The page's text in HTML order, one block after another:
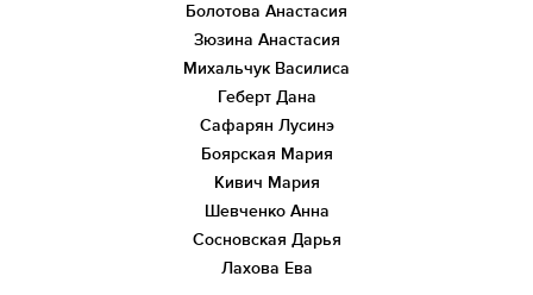
Болотова Анастасия
Зюзина Анастасия
Михальчук Василиса
Геберт Дана
Сафарян Лусинэ
Боярская Мария
Кивич Мария
Шевченко Анна
Сосновская Дарья
Лахова Ева